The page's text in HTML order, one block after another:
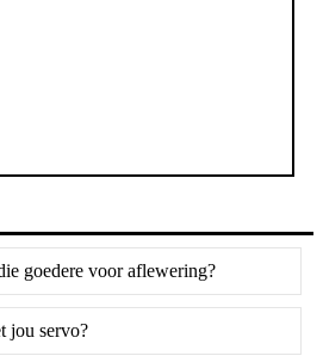
goedere voor aflewering?
jou servo?